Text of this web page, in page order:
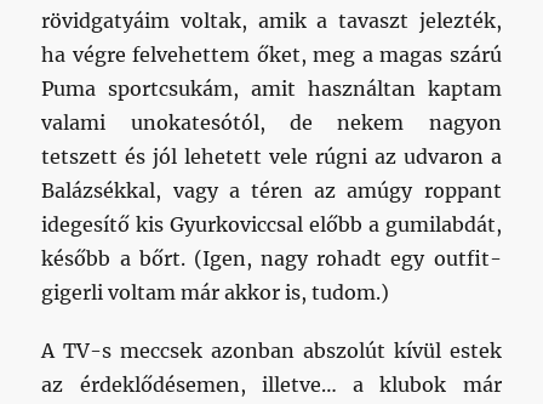
rövidgatyáim voltak, amik a tavaszt jelezték,
ha végre felvehettem őket, meg a magas szárú
Puma sportcsukám, amit használtan kaptam
valami unokatesótól, de nekem nagyon
tetszett és jól lehetett vele rúgni az udvaron a
Balázsékkal, vagy a téren az amúgy roppant
idegesítő kis Gyurkoviccsal előbb a gumilabdát,
később a bőrt. (Igen, nagy rohadt egy outfit-
gigerli voltam már akkor is, tudom.)
A TV-s meccsek azonban abszolút kívül estek
az érdeklődésemen, illetve… a klubok már